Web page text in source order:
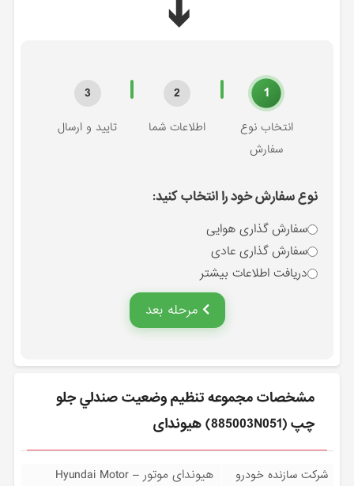
➔
1
انتخاب نوع
سفارش
2
اطلاعات شما
3
تایید و ارسال
نوع سفارش خود را انتخاب کنید:
سفارش گذاری هوایی
سفارش گذاری عادی
دریافت اطلاعات بیشتر
مرحله بعد
مشخصات مجموعه تنظيم وضعيت صندلي جلو
چپ (885003N051) هیوندای
شرکت سازنده خودرو هیوندای موتور – Hyundai Motor